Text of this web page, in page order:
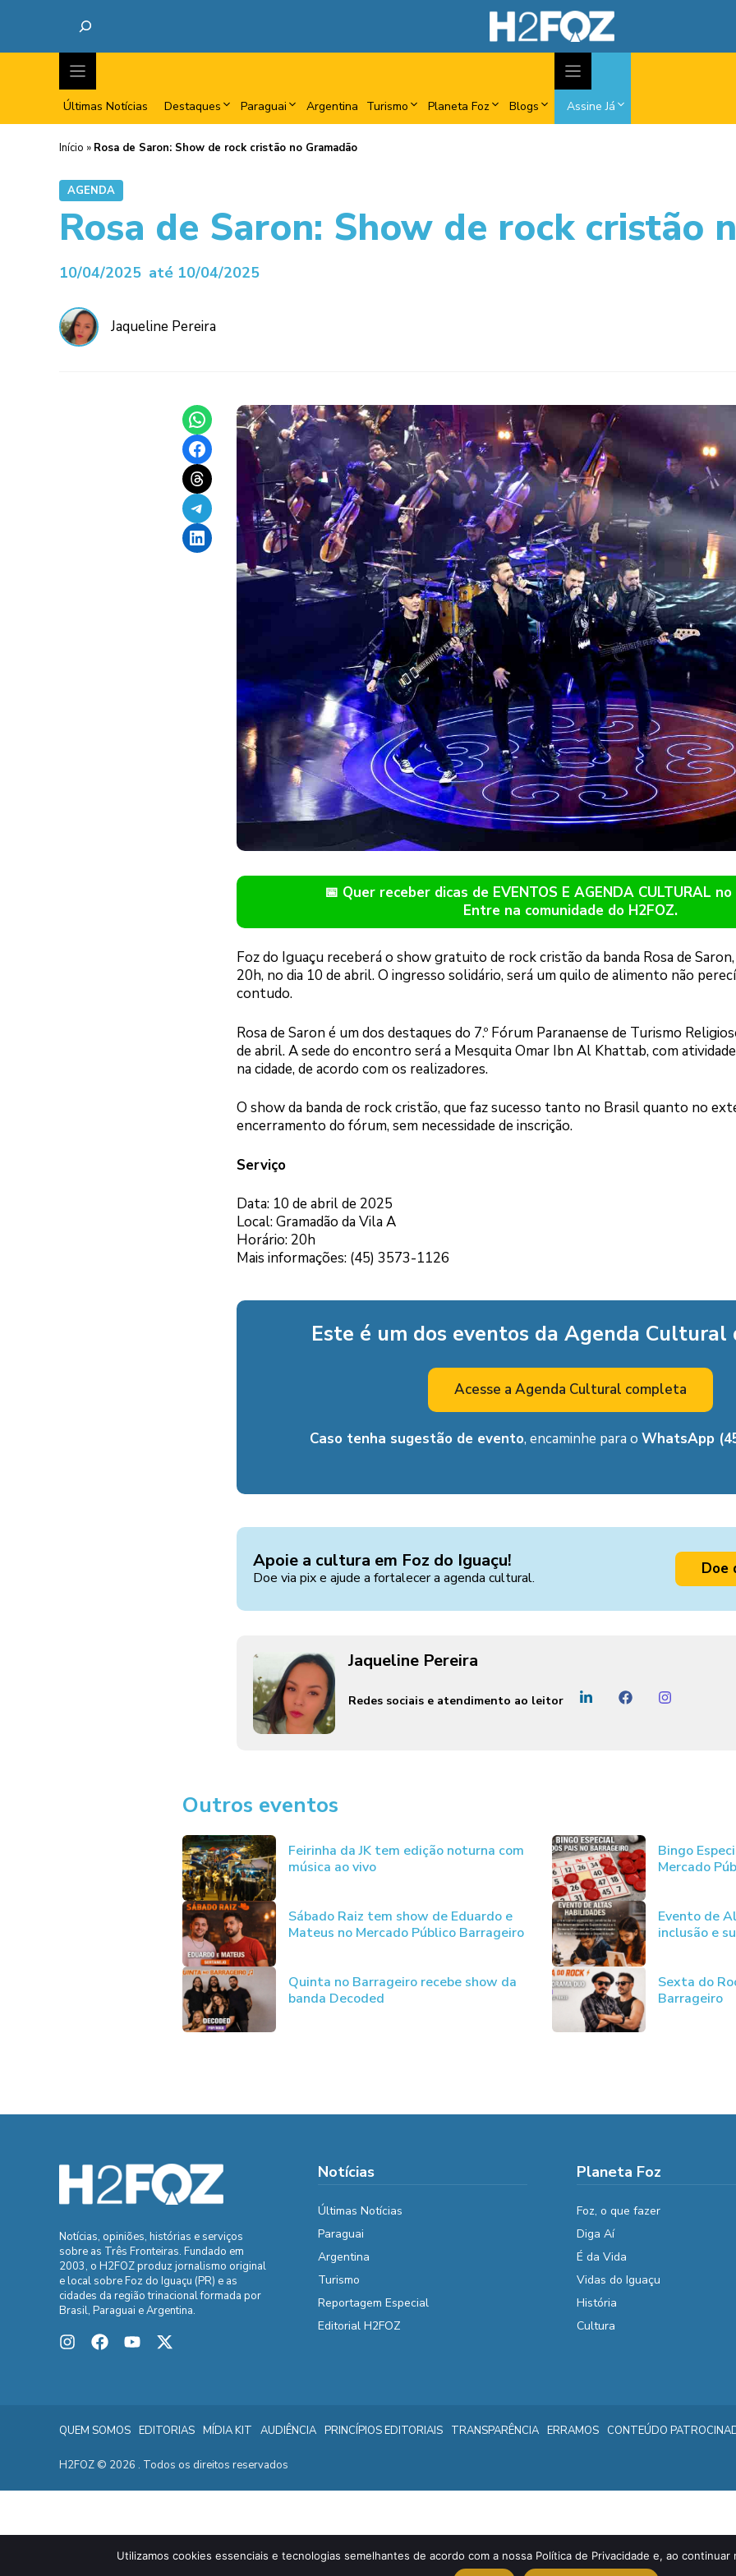
Últimas Notícias Destaques Paraguai Argentina Turismo Planeta Foz Blogs Assine Já
Início » Rosa de Saron: Show de rock cristão no Gramadão
AGENDA
Rosa de Saron: Show de rock cristão
10/04/2025 até 10/04/2025
Jaqueline Pereira
Share on WhatsApp
Share on Facebook
Share on Threads
Share on Telegram
Share on LinkedIn
📅 Quer receber dicas de EVENTOS E AGENDA CULTURAL
Entre na comunidade do H2FOZ.
Foz do Iguaçu receberá o show gratuito de rock cristão da banda Rosa de Saron,
20h, no dia 10 de abril. O ingresso solidário, será um quilo de alimento não
contudo.
Rosa de Saron é um dos destaques do 7.º Fórum Paranaense de Turismo
de abril. A sede do encontro será a Mesquita Omar Ibn Al Khattab, com
na cidade, de acordo com os realizadores.
O show da banda de rock cristão, que faz sucesso tanto no Brasil quanto no
encerramento do fórum, sem necessidade de inscrição.
Serviço
Data: 10 de abril de 2025
Local: Gramadão da Vila A
Horário: 20h
Mais informações: (45) 3573-1126
Este é um dos eventos da Agenda Cultural
Acesse a Agenda Cultural completa
Caso tenha sugestão de evento, encaminhe para o WhatsApp
Apoie a cultura em Foz do Iguaçu!
Doe via pix e ajude a fortalecer a agenda cultural. Doe
Jaqueline Pereira
Redes sociais e atendimento ao leitor
Outros eventos
Feirinha da JK tem edição noturna com
música ao vivo
Bingo
Mercado
Sábado Raiz tem show de Eduardo e
Mateus no Mercado Público Barrageiro
Evento de
inclusão e
Quinta no Barrageiro recebe show da
banda Decoded
Sexta do
Barrageiro
Notícias, opiniões, histórias e serviços
sobre as Três Fronteiras. Fundado em
2003, o H2FOZ produz jornalismo original
e local sobre Foz do Iguaçu (PR) e as
cidades da região trinacional formada por
Brasil, Paraguai e Argentina.
Notícias
Últimas Notícias
Paraguai
Argentina
Turismo
Reportagem Especial
Editorial H2FOZ
Planeta Foz
Foz, o que fazer
Diga Aí
É da Vida
Vidas do Iguaçu
História
Cultura
QUEM SOMOS EDITORIAS MÍDIA KIT AUDIÊNCIA PRINCÍPIOS EDITORIAIS TRANSPARÊNCIA ERRAMOS CONTEÚDO
H2FOZ © 2026 . Todos os direitos reservados
Utilizamos cookies essenciais e tecnologias semelhantes de acordo com a nossa Política de Privacidade e, ao